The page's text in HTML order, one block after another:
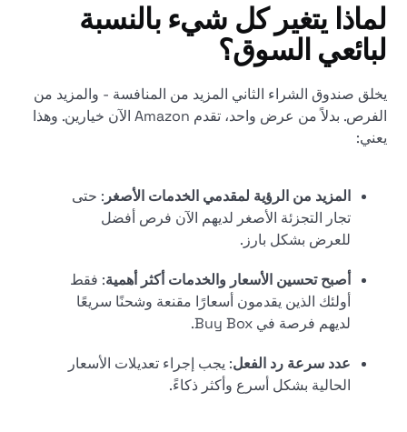
لماذا يتغير كل شيء بالنسبة
لبائعي السوق؟
يخلق صندوق الشراء الثاني المزيد من المنافسة - والمزيد من
الفرص. بدلاً من عرض واحد، تقدم Amazon الآن خيارين. وهذا
يعني:
المزيد من الرؤية لمقدمي الخدمات الأصغر : حتى
تجار التجزئة الأصغر لديهم الآن فرص أفضل
للعرض بشكل بارز.
أصبح تحسين الأسعار والخدمات أكثر أهمية: فقط
أولئك الذين يقدمون أسعارًا مقنعة وشحنًا سريعًا
لديهم فرصة في Buy Box.
عدد سرعة رد الفعل: يجب إجراء تعديلات الأسعار
الحالية بشكل أسرع وأكثر ذكاءً.